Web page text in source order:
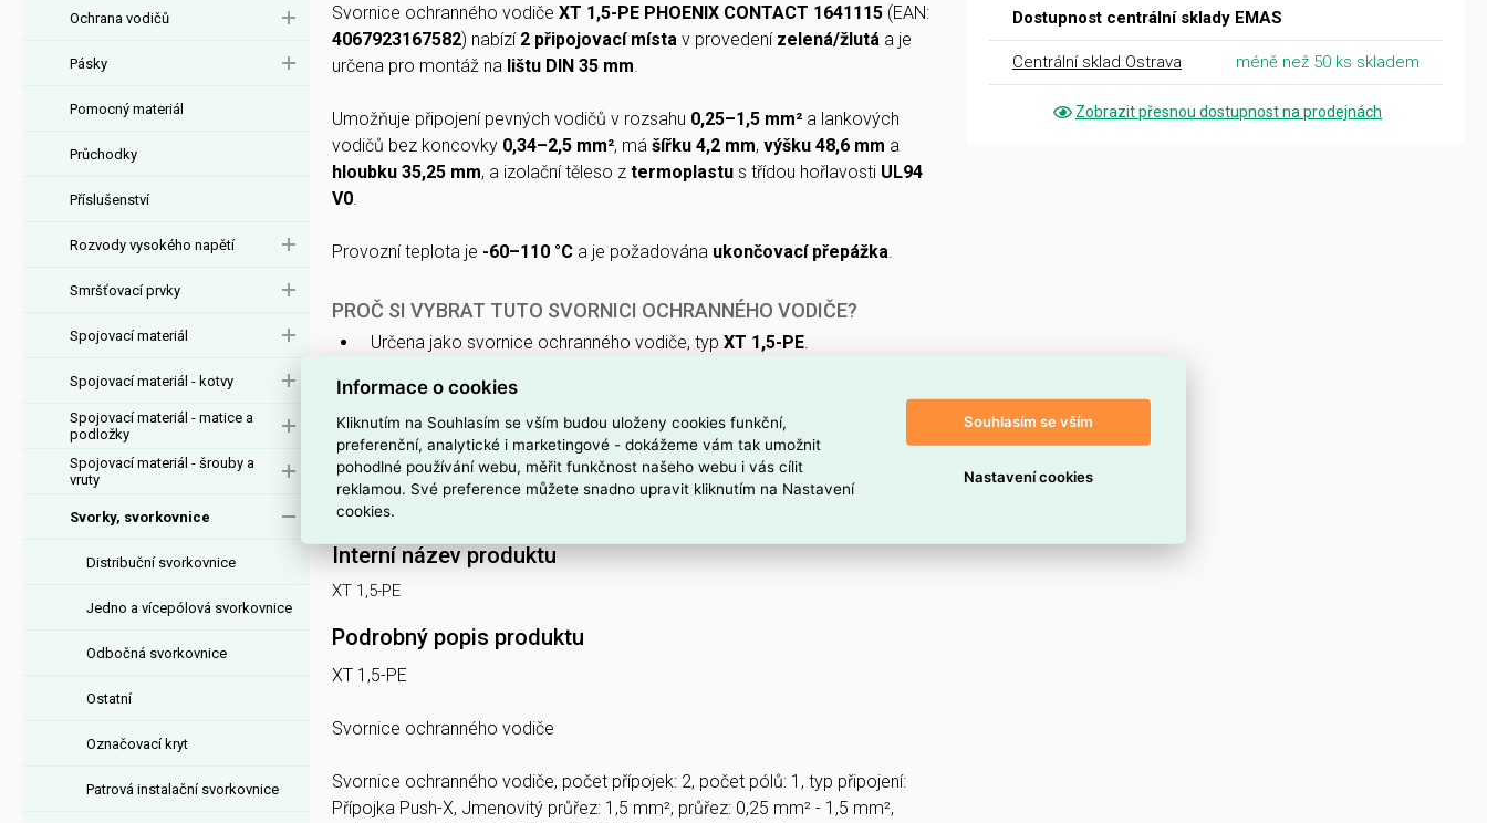
Ochrana vodičů
Pásky
Pomocný materiál
Průchodky
Příslušenství
Rozvody vysokého napětí
Smršťovací prvky
Spojovací materiál
Spojovací materiál - kotvy
Spojovací materiál - matice a
podložky
Spojovací materiál - šrouby a
vruty
Svorky, svorkovnice
Distribuční svorkovnice
Jedno a vícepólová svorkovnice
Odbočná svorkovnice
Ostatní
Označovací kryt
Patrová instalační svorkovnice
Svornice ochranného vodiče XT 1,5-PE PHOENIX CONTACT 1641115 (EAN:
4067923167582) nabízí 2 připojovací místa v provedení zelená/žlutá a je
určena pro montáž na lištu DIN 35 mm.
Umožňuje připojení pevných vodičů v rozsahu 0,25–1,5 mm² a lankových
vodičů bez koncovky 0,34–2,5 mm², má šířku 4,2 mm, výšku 48,6 mm a
hloubku 35,25 mm, a izolační těleso z termoplastu s třídou hořlavosti UL94
V0.
Provozní teplota je -60–110 °C a je požadována ukončovací přepážka.
PROČ SI VYBRAT TUTO SVORNICI OCHRANNÉHO VODIČE?
Určena jako svornice ochranného vodiče, typ XT 1,5-PE.
2 připojovací místa
Označena barvou
zelená/žlutá
pro snadnou identifikaci ochranného
vodiče.
Vhodná pro pevné vodiče o průřezu0,25–1,5 mm².
Výrobce
Interní název produktu
XT 1,5-PE
Podrobný popis produktu
XT 1,5-PE
Svornice ochranného vodiče
Svornice ochranného vodiče, počet přípojek: 2, počet pólů: 1, typ připojení:
Přípojka Push-X, Jmenovitý průřez: 1,5 mm², průřez: 0,25 mm² - 1,5 mm²,
Dostupnost centrální sklady EMAS
Centrální sklad Ostrava méně než 50 ks skladem
Zobrazit přesnou dostupnost na prodejnách
Informace o cookies
Kliknutím na Souhlasím se vším budou uloženy cookies funkční,
preferenční, analytické i marketingové - dokážeme vám tak umožnit
pohodlné používání webu, měřit funkčnost našeho webu i vás cílit
reklamou. Své preference můžete snadno upravit kliknutím na Nastavení
cookies.
Souhlasím se vším
Nastavení cookies